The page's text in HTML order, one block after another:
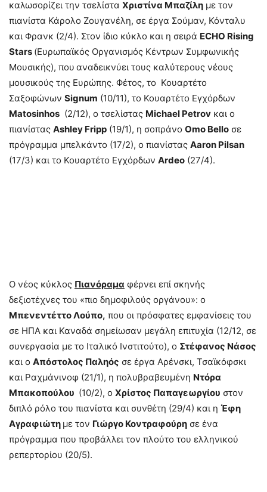
καλωσορίζει την τσελίστα Χριστίνα Μπαζίλη με τον
πιανίστα Κάρολο Ζουγανέλη, σε έργα Σούμαν, Κόνταλυ
και Φρανκ (2/4). Στον ίδιο κύκλο και η σειρά ΕCHO Rising
Stars (Ευρωπαϊκός Οργανισμός Κέντρων Συμφωνικής
Μουσικής), που αναδεικνύει τους καλύτερους νέους
μουσικούς της Ευρώπης. Φέτος, το Κουαρτέτο
Σαξοφώνων Signum (10/11), το Κουαρτέτο Εγχόρδων
Matosinhos (2/12), ο τσελίστας Michael Petrov και ο
πιανίστας Ashley Fripp (19/1), η σοπράνο Οmo Βello σε
πρόγραμμα μπελκάντο (17/2), ο πιανίστας Aaron Pilsan
(17/3) και το Κουαρτέτο Εγχόρδων Ardeo (27/4).
Ο νέος κύκλος Πιανόραμα φέρνει επί σκηνής
δεξιοτέχνες του «πιο δημοφιλούς οργάνου»: ο
Μπενεντέττο Λούπο, που οι πρόσφατες εμφανίσεις του
σε ΗΠΑ και Καναδά σημείωσαν μεγάλη επιτυχία (12/12, σε
συνεργασία με το Ιταλικό Ινστιτούτο), ο Στέφανος Νάσος
και ο Απόστολος Παληός σε έργα Αρένσκι, Τσαϊκόφσκι
και Ραχμάνινοφ (21/1), η πολυβραβευμένη Ντόρα
Μπακοπούλου (10/2), ο Χρίστος Παπαγεωργίου στον
διπλό ρόλο του πιανίστα και συνθέτη (29/4) και η Έφη
Αγραφιώτη με τον Γιώργο Κοντραφούρη σε ένα
πρόγραμμα που προβάλλει τον πλούτο του ελληνικού
ρεπερτορίου (20/5).